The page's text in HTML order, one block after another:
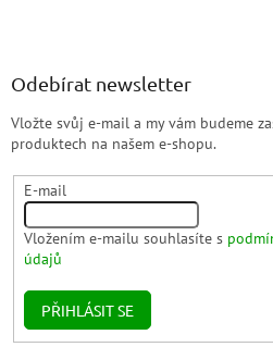
Odebírat newsletter
Vložte svůj e-mail a my vám budeme
produktech na našem e-shopu.
E-mail
Vložením e-mailu souhlasíte s
údajů
PŘIHLÁSIT SE